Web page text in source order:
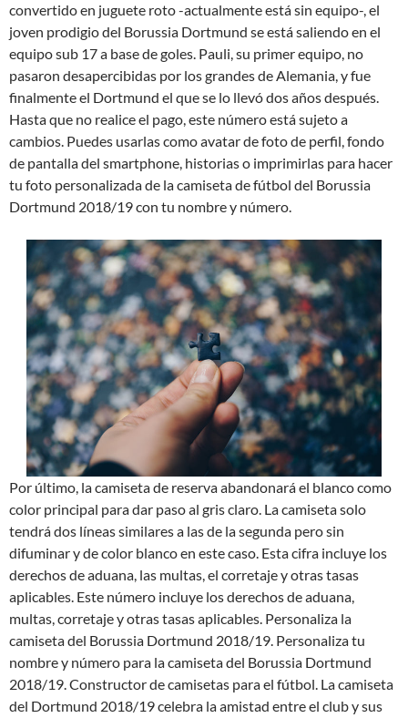
convertido en juguete roto -actualmente está sin equipo-, el
joven prodigio del Borussia Dortmund se está saliendo en el
equipo sub 17 a base de goles. Pauli, su primer equipo, no
pasaron desapercibidas por los grandes de Alemania, y fue
finalmente el Dortmund el que se lo llevó dos años después.
Hasta que no realice el pago, este número está sujeto a
cambios. Puedes usarlas como avatar de foto de perfil, fondo
de pantalla del smartphone, historias o imprimirlas para hacer
tu foto personalizada de la camiseta de fútbol del Borussia
Dortmund 2018/19 con tu nombre y número.
Por último, la camiseta de reserva abandonará el blanco como
color principal para dar paso al gris claro. La camiseta solo
tendrá dos líneas similares a las de la segunda pero sin
difuminar y de color blanco en este caso. Esta cifra incluye los
derechos de aduana, las multas, el corretaje y otras tasas
aplicables. Este número incluye los derechos de aduana,
multas, corretaje y otras tasas aplicables. Personaliza la
camiseta del Borussia Dortmund 2018/19. Personaliza tu
nombre y número para la camiseta del Borussia Dortmund
2018/19. Constructor de camisetas para el fútbol. La camiseta
del Dortmund 2018/19 celebra la amistad entre el club y sus